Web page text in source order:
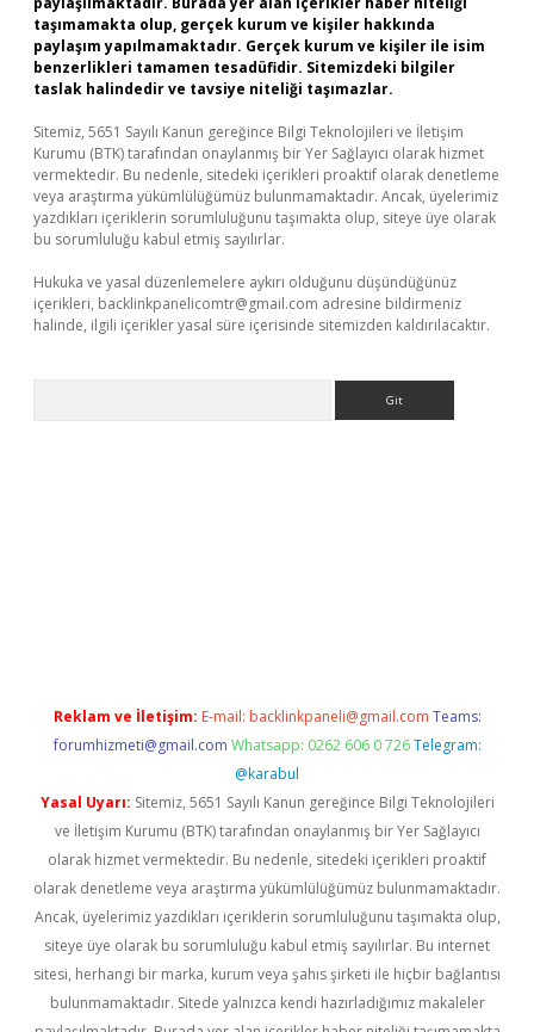
taşımamakta olup, gerçek kurum ve kişiler hakkında
paylaşım yapılmamaktadır. Gerçek kurum ve kişiler ile isim
benzerlikleri tamamen tesadüfidir. Sitemizdeki bilgiler
taslak halindedir ve tavsiye niteliği taşımazlar.
Sitemiz, 5651 Sayılı Kanun gereğince Bilgi Teknolojileri ve İletişim
Kurumu (BTK) tarafından onaylanmış bir Yer Sağlayıcı olarak hizmet
vermektedir. Bu nedenle, sitedeki içerikleri proaktif olarak denetleme
veya araştırma yükümlülüğümüz bulunmamaktadır. Ancak, üyelerimiz
yazdıkları içeriklerin sorumluluğunu taşımakta olup, siteye üye olarak
bu sorumluluğu kabul etmiş sayılırlar.
Hukuka ve yasal düzenlemelere aykırı olduğunu düşündüğünüz
içerikleri, backlinkpanelicomtr@gmail.com adresine bildirmeniz
halinde, ilgili içerikler yasal süre içerisinde sitemizden kaldırılacaktır.
Reklam ve İletişim: E-mail: backlinkpaneli@gmail.com Teams:
forumhizmeti@gmail.com Whatsapp: 0262 606 0 726 Telegram:
@karabul
Yasal Uyarı: Sitemiz, 5651 Sayılı Kanun gereğince Bilgi Teknolojileri
ve İletişim Kurumu (BTK) tarafından onaylanmış bir Yer Sağlayıcı
olarak hizmet vermektedir. Bu nedenle, sitedeki içerikleri proaktif
olarak denetleme veya araştırma yükümlülüğümüz bulunmamaktadır.
Ancak, üyelerimiz yazdıkları içeriklerin sorumluluğunu taşımakta olup,
siteye üye olarak bu sorumluluğu kabul etmiş sayılırlar. Bu internet
sitesi, herhangi bir marka, kurum veya şahıs şirketi ile hiçbir bağlantısı
bulunmamaktadır. Sitede yalnızca kendi hazırladığımız makaleler